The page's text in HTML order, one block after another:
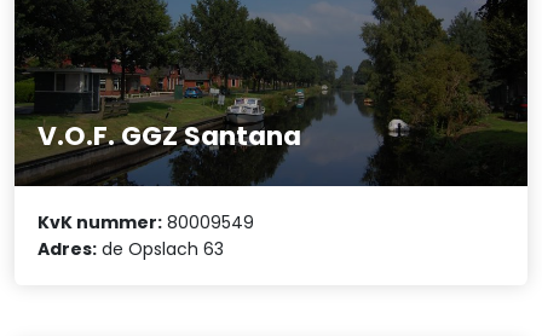
V.O.F. GGZ Santana
KvK nummer: 80009549
Adres: de Opslach 63